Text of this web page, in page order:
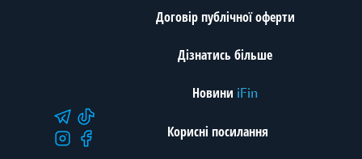
Договір публічної оферти
Дізнатись більше
Новини iFin
Корисні посилання